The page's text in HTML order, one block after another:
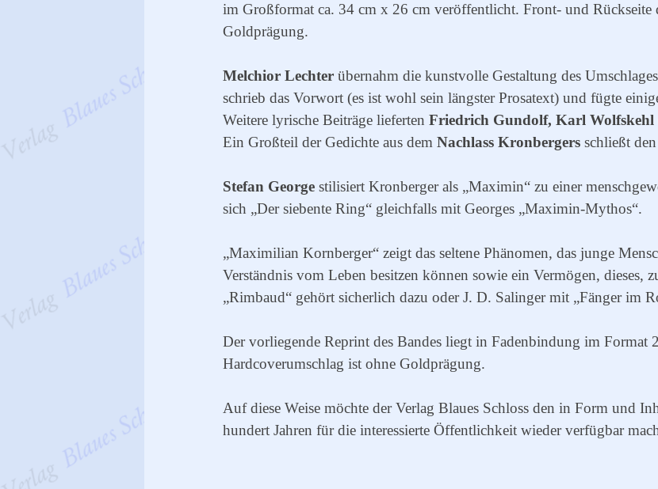
im Großformat ca. 34 cm x 26 cm veröffentlicht. Front- und Rückseite
Goldprägung.
Melchior Lechterübernahm die kunstvolle Gestaltung des
schrieb das Vorwort (es ist wohl sein längster Prosatext) und fügte
Weitere lyrische Beiträge lieferten Friedrich Gundolf, Karl
Ein Großteil der Gedichte aus dem Nachlass Kronbergersschließt
Stefan Georgestilisiert Kronberger als „Maximin“ zu einer
sich „Der siebente Ring“ gleichfalls mit Georges „Maximin-Mythos“.
„Maximilian Kornberger“ zeigt das seltene Phänomen, das junge
Verständnis vom Leben besitzen können sowie ein Vermögen, dieses,
„Rimbaud“ gehört sicherlich dazu oder J. D. Salinger mit „Fänger im
Der vorliegende Reprint des Bandes liegt in Fadenbindung im Format
Hardcoverumschlag ist ohne Goldprägung.
Auf diese Weise möchte der Verlag Blaues Schloss den in Form und
hundert Jahren für die interessierte Öffentlichkeit wieder verfügbar